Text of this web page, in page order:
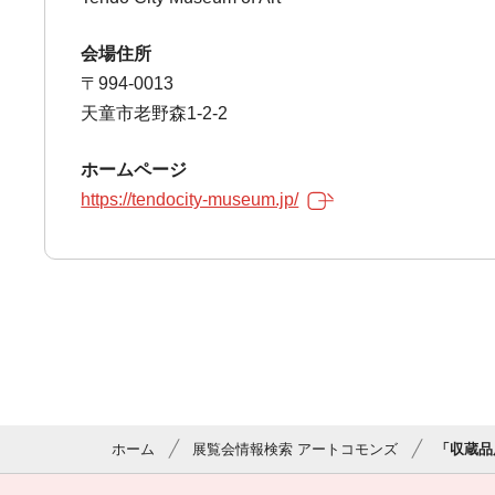
会場住所
〒994-0013
天童市老野森1-2-2
ホームページ
https://tendocity-museum.jp/
ホーム 展覧会情報検索 アートコモンズ 「収蔵